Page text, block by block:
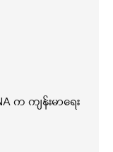
က ကျန်းမာရေး